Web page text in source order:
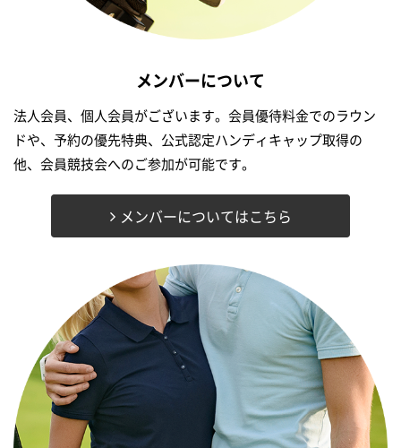
メンバーについて
法人会員、個人会員がございます。会員優待料金でのラウン
ドや、予約の優先特典、公式認定ハンディキャップ取得の
他、会員競技会へのご参加が可能です。
メンバーについてはこちら